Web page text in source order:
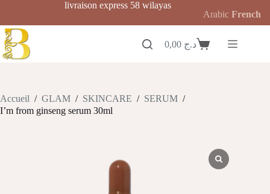
contenu
livraison express 58 wilayas
Panierد.ج
Accueil / GLAM / SKINCARE / SERUM /
I’m from ginseng serum 30ml
Arabic French